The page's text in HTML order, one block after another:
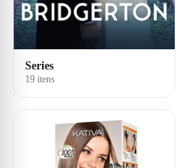
Series
19 itens